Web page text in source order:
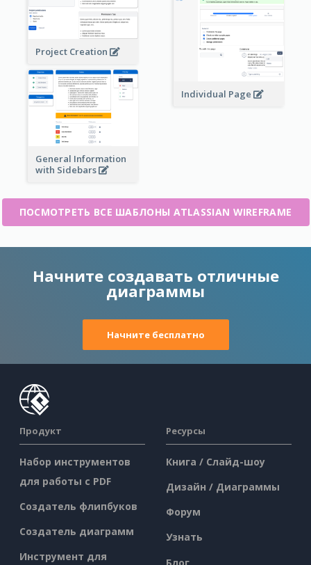
Project Creation
Individual Page
General Information
with Sidebars
ПОСМОТРЕТЬ ВСЕ ШАБЛОНЫ ATLASSIAN WIREFRAME
Начните создавать отличные
диаграммы
Начните бесплатно
Продукт
Набор инструментов
для работы с PDF
Создатель флипбуков
Создатель диаграмм
Инструмент для
Ресурсы
Книга / Слайд-шоу
Дизайн / Диаграммы
Форум
Узнать
Блог